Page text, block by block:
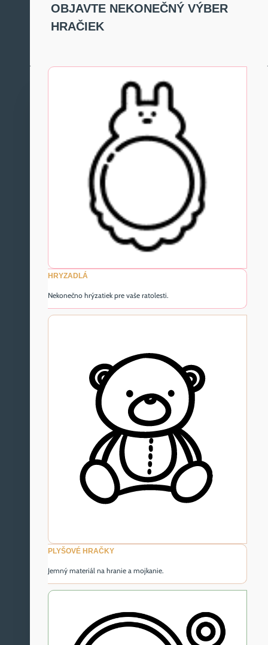
OBJAVTE NEKONEČNÝ VÝBER
HRAČIEK
HRYZADLÁ
Nekonečno hrýzatiek pre vaše ratolesti.
PLYŠOVÉ HRAČKY
Jemný materiál na hranie a mojkanie.